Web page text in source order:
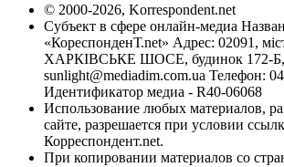
© 2000-2026, Korrespondent.net
Субъект в сфере онлайн-медиа
«КореспонденТ.net» Адрес: 02091,
ХАРКІВСЬКЕ ШОСЕ, будинок 172-Б,
sunlight@mediadim.com.ua Телефон:
Идентификатор медиа - R40-06068
Использование любых материалов,
сайте, разрешается при условии
Корреспондент.net.
При копировании материалов со